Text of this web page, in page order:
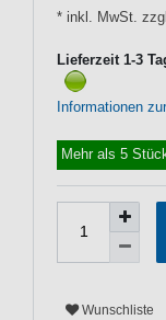
* inkl. MwSt. zzgl.
Lieferzeit 1-3
Informationen
Mehr als 5
Wunschliste